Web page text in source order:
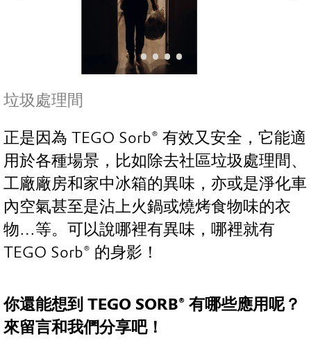
垃圾處理間
正是因為 TEGO Sorb® 有效又安全，它能適
用於各種場景，比如除去社區垃圾處理間、
工廠廠房和家中冰箱的異味，亦或是淨化車
內空氣甚至是沾上火鍋或燒烤食物味的衣
物…等。可以說哪裡有異味，哪裡就有
TEGO Sorb® 的身影！
你還能想到 TEGO SORB® 有哪些應用呢？
來留言和我們分享吧！